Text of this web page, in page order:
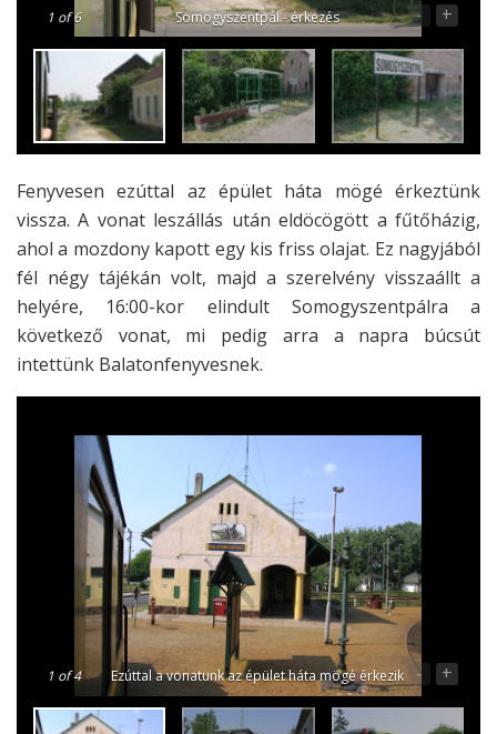
1 of 6 Somogyszentpál - érkezés - +
Fenyvesen ezúttal az épület háta mögé érkeztünk
vissza. A vonat leszállás után eldöcögött a fűtőházig,
ahol a mozdony kapott egy kis friss olajat. Ez nagyjából
fél négy tájékán volt, majd a szerelvény visszaállt a
helyére, 16:00-kor elindult Somogyszentpálra a
következő vonat, mi pedig arra a napra búcsút
intettünk Balatonfenyvesnek.
1 of 4 Ezúttal a vonatunk az épület háta mögé érkezik - +